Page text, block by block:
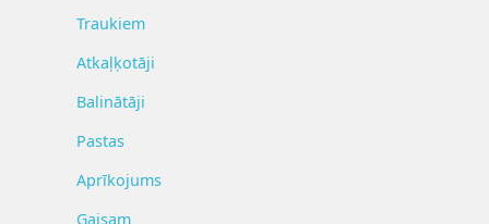
Traukiem
Atkaļķotāji
Balinātāji
Pastas
Aprīkojums
Gaisam